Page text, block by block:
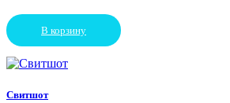
В корзину
Свитшот